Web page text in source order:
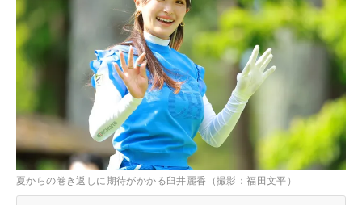
夏からの巻き返しに期待がかかる臼井麗香（撮影：福田文平）